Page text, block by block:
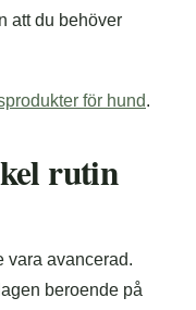
att du behöver
för hund.
rutin
vara avancerad.
beroende på